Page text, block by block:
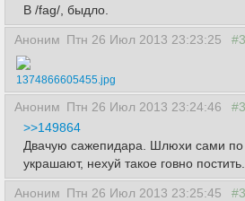
В /fag/, быдло.
Аноним Птн 26 Июл 2013 23:23:25
1374866605455.jpg
Аноним Птн 26 Июл 2013 23:24:46
>>149864
Двачую сажепидара. Шлюхи сами по
украшают, нехуй такое говно постить.
Аноним Птн 26 Июл 2013 23:25:45